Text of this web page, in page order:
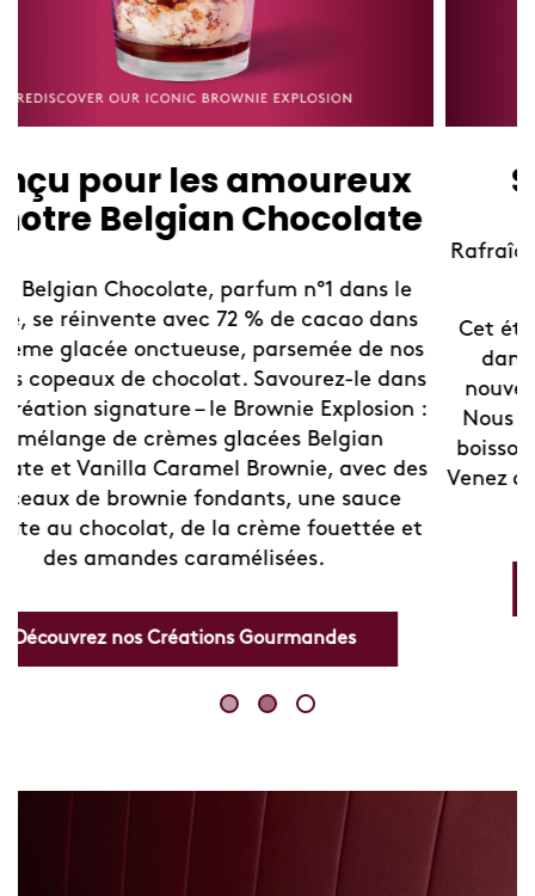
Summer Lëmonades
Rafraîchissez-vous avec nos boissons fruitées en
édition limitée !
Cet été, offrez-vous une pause rafraîchissante
dans les boutiques Häagen-Dazs avec nos
nouvelles boissons glacées en édition limitée.
Nous avons sublimé nos sorbets pour créer les
boissons glacées idéales des après-midis d'été.
Venez découvrir votre nouvelle façon préférée de
se rafraîchir !